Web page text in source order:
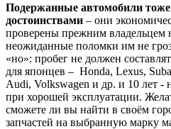
Подержанные автомобили
достоинствами – они
проверены прежним владельцем
неожиданные поломки им не
«но»: пробег не должен
для японцев – Honda, Lexus,
Audi, Volkswagen и др. и 10 лет -
при хорошей эксплуатации.
сможете ли вы найти в своём
запчастей на выбранную марку